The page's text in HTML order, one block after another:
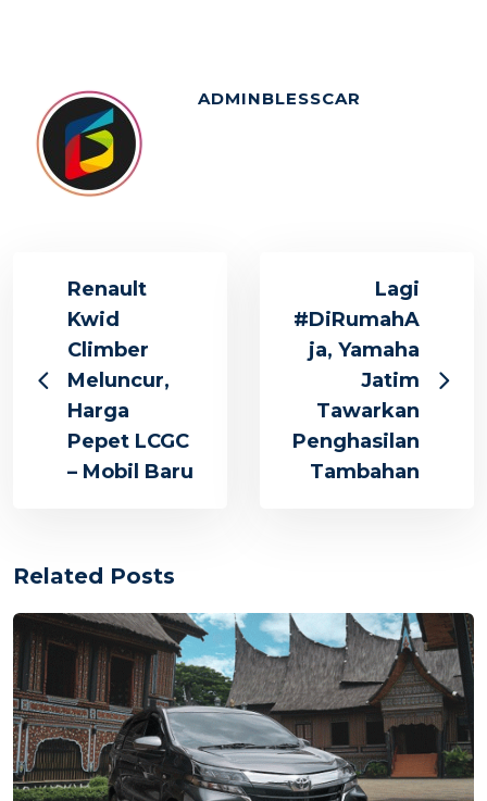
ADMINBLESSCAR
Renault
Kwid
Climber
Meluncur,
Harga
Pepet LCGC
– Mobil Baru
Lagi
#DiRumahA
ja, Yamaha
Jatim
Tawarkan
Penghasilan
Tambahan
Related Posts